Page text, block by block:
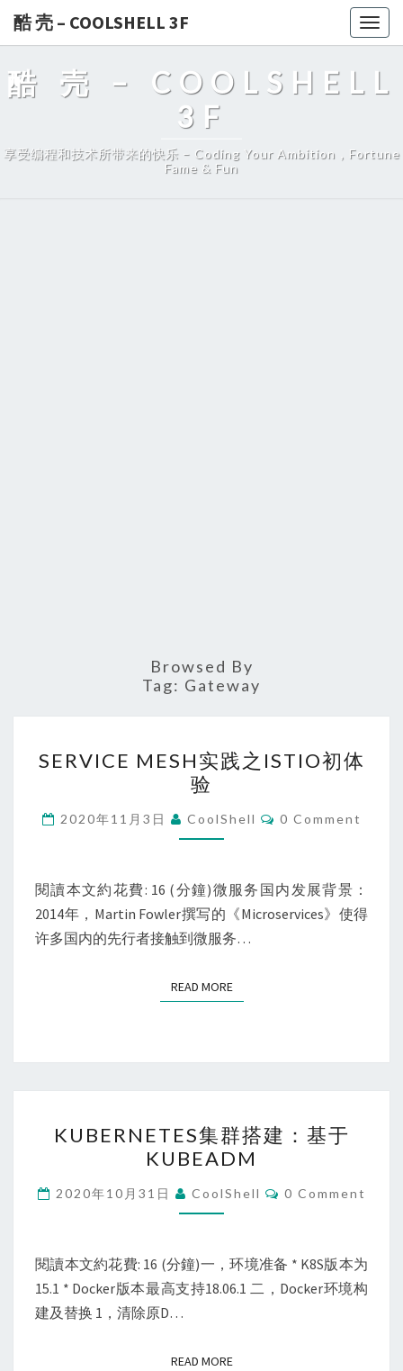
酷 壳 – COOLSHELL 3F
酷 壳 – COOLSHELL
3F
享受编程和技术所带来的快乐 – Coding Your Ambition，Fortune
Fame & Fun
Browsed By
Tag: Gateway
MESH
实
践
之
初
体
验
SERVICE MESH实践之ISTIO初体
验
2020年11月3日 CoolShell Comments
0 Comment
閱讀本文約花費: 16 (分鐘)微服务国内发展背景：
2014年，Martin Fowler撰写的《Microservices》使得
许多国内的先行者接触到微服务…
READ MOREREAD MORE
集
群
搭
建：
于
KUBEADM
KUBERNETES集群搭建：基于
KUBEADM
2020年10月31日 CoolShell Comments
0 Comment
閱讀本文約花費: 16 (分鐘)一，环境准备 * K8S版本为
15.1 * Docker版本最高支持18.06.1 二，Docker环境构
建及替换 1，清除原D…
READ MOREREAD MORE